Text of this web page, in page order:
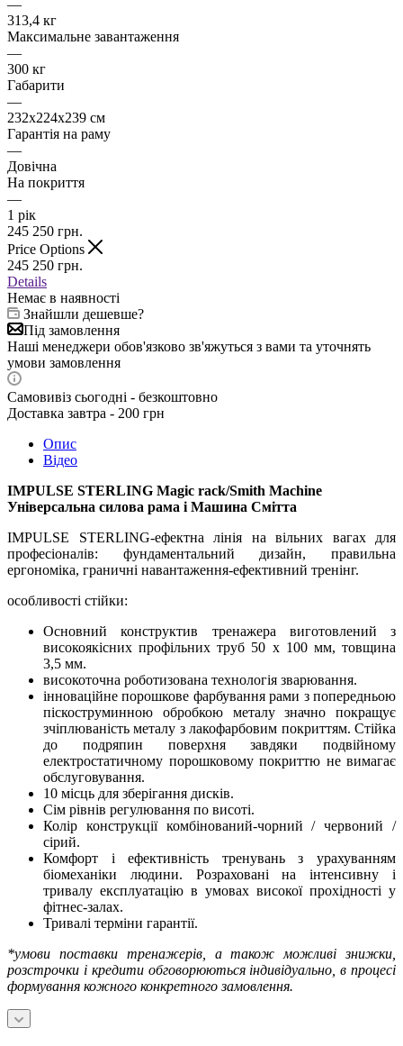
—
313,4 кг
Максимальне завантаження
—
300 кг
Габарити
—
232x224x239 см
Гарантія на раму
—
Довічна
На покриття
—
1 рік
245 250 грн.
Price Options
245 250 грн.
Details
Немає в наявності
Знайшли дешевше?
Під замовлення
Наші менеджери обов'язково зв'яжуться з вами та уточнять
умови замовлення
Самовивіз сьогодні - безкоштовно
Доставка завтра - 200 грн
Опис
Відео
IMPULSE STERLING Magic rack/Smith Machine
Універсальна силова рама і Машина Смітта
IMPULSE STERLING-ефектна лінія на вільних вагах для
професіоналів: фундаментальний дизайн, правильна
ергономіка, граничні навантаження-ефективний тренінг.
особливості стійки:
Основний конструктив тренажера виготовлений з
високоякісних профільних труб 50 х 100 мм, товщина
3,5 мм.
високоточна роботизована технологія зварювання.
інноваційне порошкове фарбування рами з попередньою
піскоструминною обробкою металу значно покращує
зчіплюваність металу з лакофарбовим покриттям. Стійка
до подряпин поверхня завдяки подвійному
електростатичному порошковому покриттю не вимагає
обслуговування.
10 місць для зберігання дисків.
Сім рівнів регулювання по висоті.
Колір конструкції комбінований-чорний / червоний /
сірий.
Комфорт і ефективність тренувань з урахуванням
біомеханіки людини. Розраховані на інтенсивну і
тривалу експлуатацію в умовах високої прохідності у
фітнес-залах.
Тривалі терміни гарантії.
*умови поставки тренажерів, а також можливі знижки,
розстрочки і кредити обговорюються індивідуально, в процесі
формування кожного конкретного замовлення.